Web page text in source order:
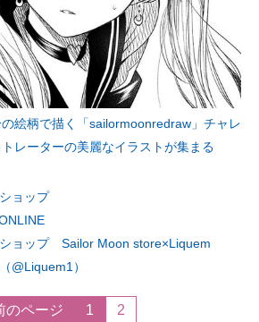
絵柄で描く「sailormoonredraw」チャレ
レーターの美麗なイラストが集まる
ョップ
ョップ Sailor Moon store×Liquem
@Liquem1）
のページ 1 2